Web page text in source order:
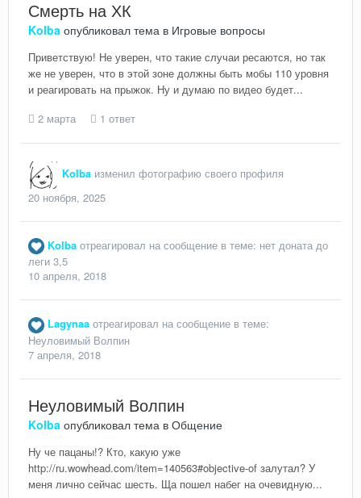
Смерть на ХК
Kolba опубликовал тема в Игровые вопросы
Приветствую! Не уверен, что такие случаи ресаются, но так
же не уверен, что в этой зоне должны быть мобы 110 уровня
и реагировать на прыжок. Ну и думаю по видео будет...
2 марта
1 ответ
Kolba изменил фотографию своего профиля
20 ноября, 2025
Kolba отреагировал на сообщение в теме: нет доната до
леги 3,5
10 апреля, 2018
Lagynaa отреагировал на сообщение в теме:
Неуловимый Волпин
7 апреля, 2018
Неуловимый Волпин
Kolba опубликовал тема в Общение
Ну че пацаны!? Кто, какую уже
http://ru.wowhead.com/item=140563#objective-of залутал? У
меня лично сейчас шесть. Ща пошел набег на очевидную...